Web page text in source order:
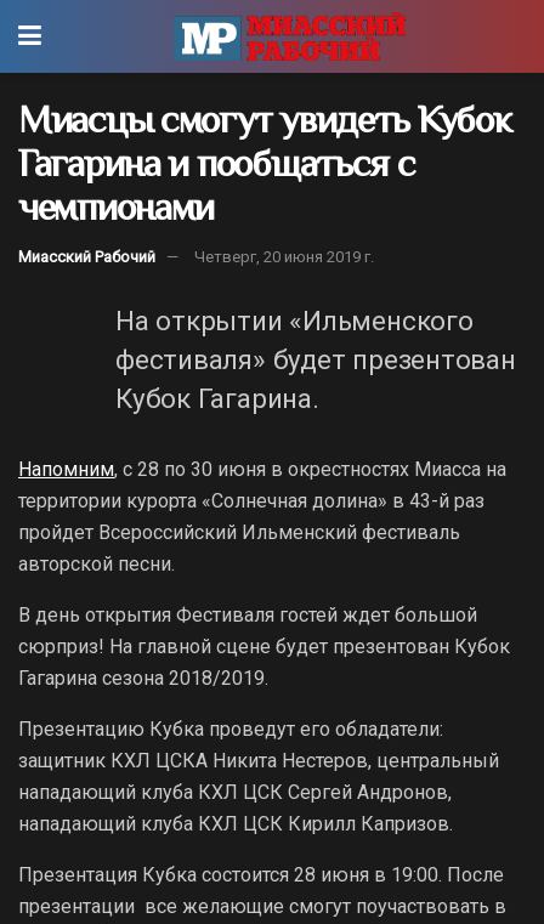
Миасцы смогут увидеть Кубок
Гагарина и пообщаться с
чемпионами
Миасский Рабочий Четверг, 20 июня 2019 г.
На открытии «Ильменского
фестиваля» будет презентован
Кубок Гагарина.
Напомним, с 28 по 30 июня в окрестностях Миасса на
территории курорта «Солнечная долина» в 43-й раз
пройдет Всероссийский Ильменский фестиваль
авторской песни.
В день открытия Фестиваля гостей ждет большой
сюрприз! На главной сцене будет презентован Кубок
Гагарина сезона 2018/2019.
Презентацию Кубка проведут его обладатели:
защитник КХЛ ЦСКА Никита Нестеров, центральный
нападающий клуба КХЛ ЦСК Сергей Андронов,
нападающий клуба КХЛ ЦСК Кирилл Капризов.
Презентация Кубка состоится 28 июня в 19:00. После
презентации все желающие смогут поучаствовать в